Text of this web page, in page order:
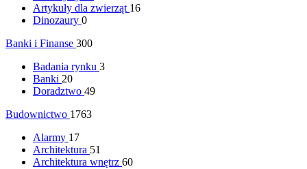
Artykuły dla zwierząt 16
Dinozaury 0
Banki i Finanse 300
Badania rynku 3
Banki 20
Doradztwo 49
Budownictwo 1763
Alarmy 17
Architektura 51
Architektura wnętrz 60